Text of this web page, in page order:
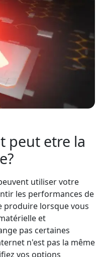
peut etre la
utiliser votre
les performances de
produire lorsque vous
et
pas certaines
n'est pas la même
vos options